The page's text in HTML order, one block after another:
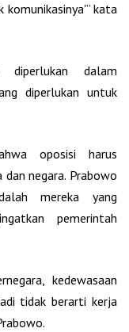
komunikasinya'” kata
dalam
diperlukan untuk
oposisi harus
dan negara. Prabowo
mereka yang
pemerintah
kedewasaan
tidak berarti kerja